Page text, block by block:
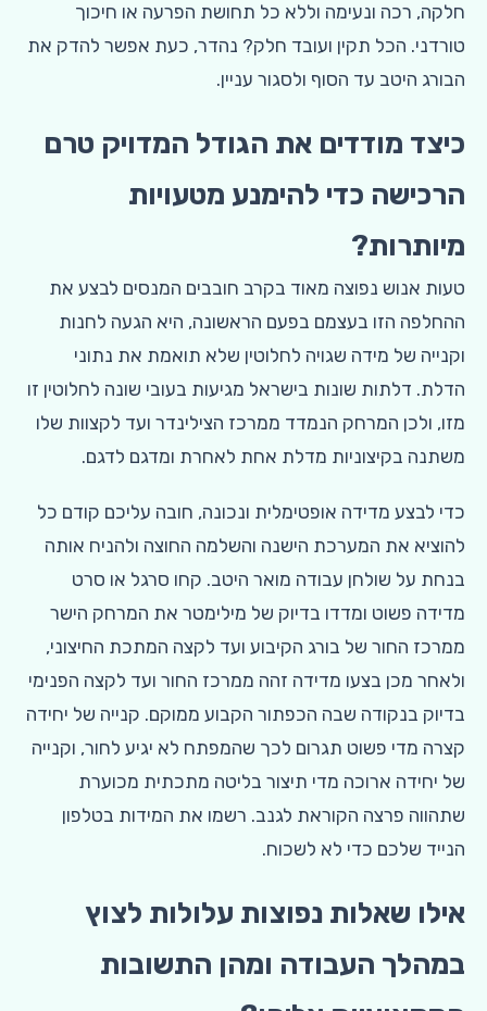
חלקה, רכה ונעימה וללא כל תחושת הפרעה או חיכוך
טורדני. הכל תקין ועובד חלק? נהדר, כעת אפשר להדק את
הבורג היטב עד הסוף ולסגור עניין.
כיצד מודדים את הגודל המדויק טרם
הרכישה כדי להימנע מטעויות
מיותרות?
טעות אנוש נפוצה מאוד בקרב חובבים המנסים לבצע את
ההחלפה הזו בעצמם בפעם הראשונה, היא הגעה לחנות
וקנייה של מידה שגויה לחלוטין שלא תואמת את נתוני
הדלת. דלתות שונות בישראל מגיעות בעובי שונה לחלוטין זו
מזו, ולכן המרחק הנמדד ממרכז הצילינדר ועד לקצוות שלו
משתנה בקיצוניות מדלת אחת לאחרת ומדגם לדגם.
כדי לבצע מדידה אופטימלית ונכונה, חובה עליכם קודם כל
להוציא את המערכת הישנה והשלמה החוצה ולהניח אותה
בנחת על שולחן עבודה מואר היטב. קחו סרגל או סרט
מדידה פשוט ומדדו בדיוק של מילימטר את המרחק הישר
ממרכז החור של בורג הקיבוע ועד לקצה המתכת החיצוני,
ולאחר מכן בצעו מדידה זהה ממרכז החור ועד לקצה הפנימי
בדיוק בנקודה שבה הכפתור הקבוע ממוקם. קנייה של יחידה
קצרה מדי פשוט תגרום לכך שהמפתח לא יגיע לחור, וקנייה
של יחידה ארוכה מדי תיצור בליטה מתכתית מכוערת
שתהווה פרצה הקוראת לגנב. רשמו את המידות בטלפון
הנייד שלכם כדי לא לשכוח.
אילו שאלות נפוצות עלולות לצוץ
במהלך העבודה ומהן התשובות